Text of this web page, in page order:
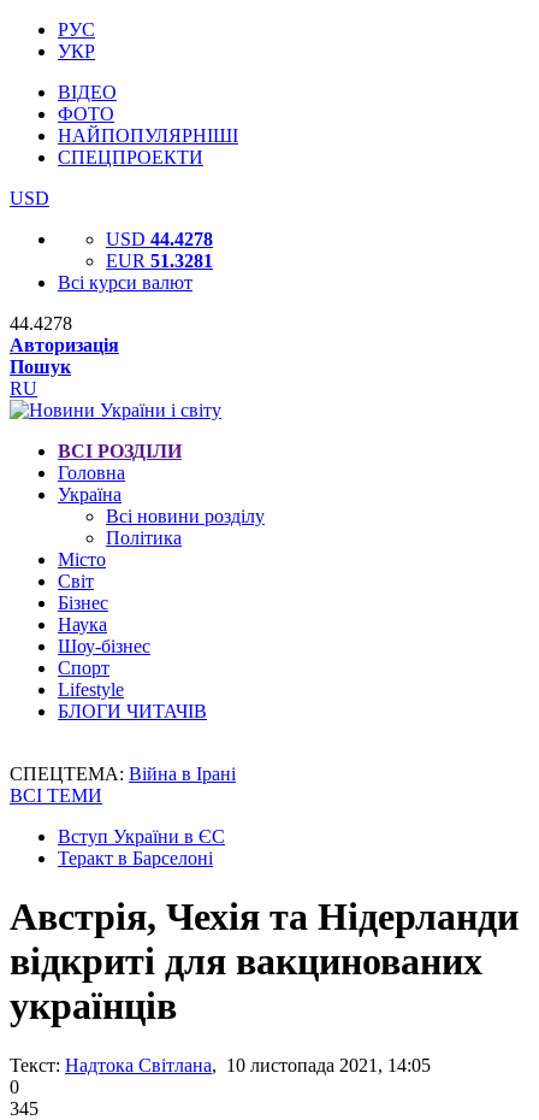
РУС
УКР
ВІДЕО
ФОТО
НАЙПОПУЛЯРНІШІ
СПЕЦПРОЕКТИ
USD
USD 44.4278
EUR 51.3281
Всі курси валют
44.4278
Авторизація
Пошук
RU
ВСІ РОЗДІЛИ
Головна
Україна
Всі новини розділу
Політика
Місто
Світ
Бізнес
Наука
Шоу-бізнес
Спорт
Lifestyle
БЛОГИ ЧИТАЧІВ
СПЕЦТЕМА: Війна в Ірані
ВСІ ТЕМИ
Вступ України в ЄС
Теракт в Барселоні
Австрія, Чехія та Нідерланди
відкриті для вакцинованих
українців
Текст: Надтока Світлана, 10 листопада 2021, 14:05
0
345